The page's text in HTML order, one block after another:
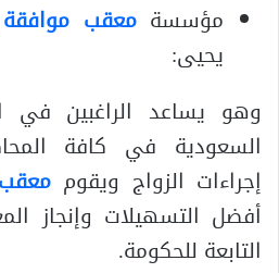
مؤسسةمعقب
يحيى:
وهو يساعد الراغبين في
السعودية في كافة
إجراءات الزواج ويقوم
أفضل التسهيلات وإنجاز
التابعة للحكومة.